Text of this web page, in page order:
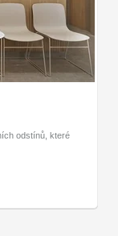
odstínů, které